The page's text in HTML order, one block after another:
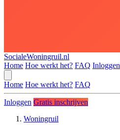
SocialeWoningruil.nl
Home Hoe werkt het? FAQ Inloggen
Home Hoe werkt het? FAQ
Inloggen Gratis inschrijven
Woningruil